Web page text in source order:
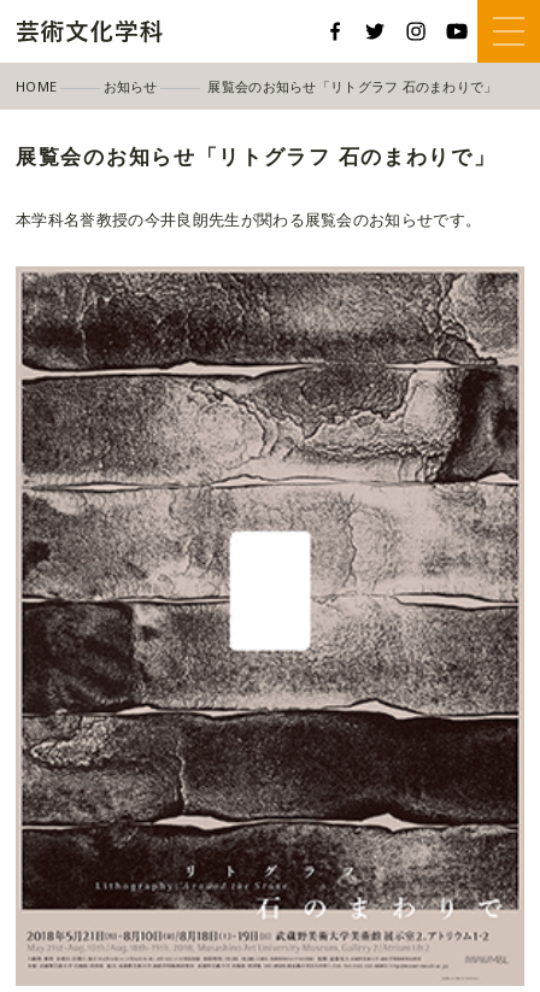
HOME お知らせ 展覧会のお知らせ「リトグラフ 石のまわりで」
展覧会のお知らせ「リトグラフ 石のまわりで」
本学科名誉教授の今井良朗先生が関わる展覧会のお知らせです。